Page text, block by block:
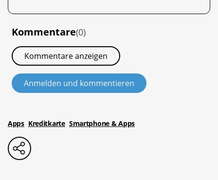
Kommentare(0)
Kommentare anzeigen
Anmelden und kommentieren
Apps Kreditkarte Smartphone & Apps